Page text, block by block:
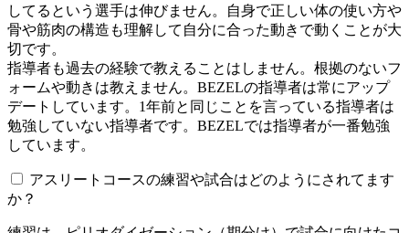
してるという選手は伸びません。自身で正しい体の使い方や
骨や筋肉の構造も理解して自分に合った動きで動くことが大
切です。
指導者も過去の経験で教えることはしません。根拠のないフ
ォームや動きは教えません。BEZELの指導者は常にアップ
デートしています。1年前と同じことを言っている指導者は
勉強していない指導者です。BEZELでは指導者が一番勉強
しています。
アスリートコースの練習や試合はどのようにされてます
か？